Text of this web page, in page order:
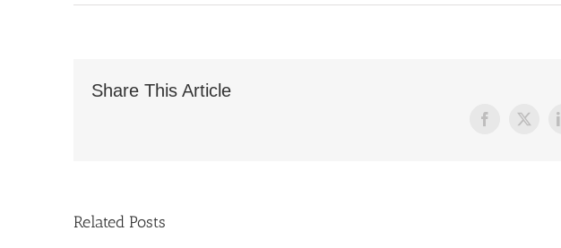
Share This Article
Facebook
X
Related Posts